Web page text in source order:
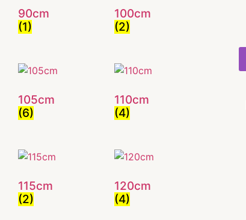
90cm
(1)
100cm
(2)
105cm
(6)
110cm
(4)
115cm
(2)
120cm
(4)